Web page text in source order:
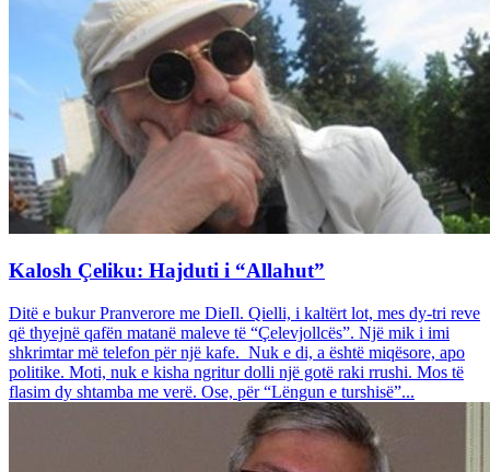
Kalosh Çeliku: Hajduti i “Allahut”
Ditë e bukur Pranverore me DieIl. Qielli, i kaltërt lot, mes dy-tri reve
që thyejnë qafën matanë maleve të “Çelevjollcës”. Një mik i imi
shkrimtar më telefon për një kafe. Nuk e di, a është miqësore, apo
politike. Moti, nuk e kisha ngritur dolli një gotë raki rrushi. Mos të
flasim dy shtamba me verë. Ose, për “Lëngun e turshisë”...